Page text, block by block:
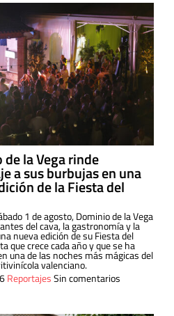
la Vega rinde
a sus burbujas en una
de la Fiesta del
1 de agosto, Dominio de la Vega
del cava, la gastronomía y la
nueva edición de su Fiesta del
que crece cada año y que se ha
una de las noches más mágicas del
valenciano.
ReportajesSin comentarios